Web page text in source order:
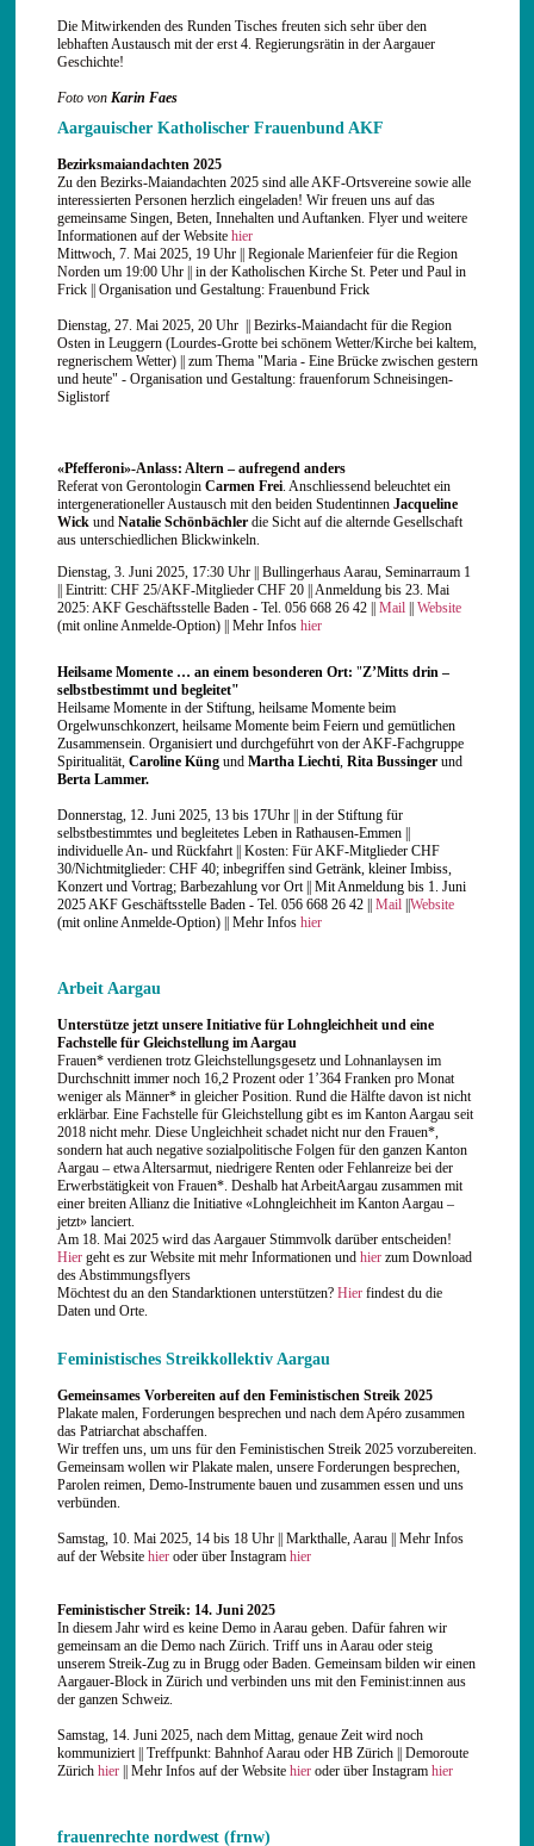
Die Mitwirkenden des Runden Tisches freuten sich sehr über den
lebhaften Austausch mit der erst 4. Regierungsrätin in der Aargauer
Geschichte!
Foto von Karin Faes
Aargauischer Katholischer Frauenbund AKF
Bezirksmaiandachten 2025
Zu den Bezirks-Maiandachten 2025 sind alle AKF-Ortsvereine sowie alle
interessierten Personen herzlich eingeladen! Wir freuen uns auf das
gemeinsame Singen, Beten, Innehalten und Auftanken. Flyer und weitere
Informationen auf der Website hier
Mittwoch, 7. Mai 2025, 19 Uhr || Regionale Marienfeier für die Region
Norden um 19:00 Uhr || in der Katholischen Kirche St. Peter und Paul in
Frick || Organisation und Gestaltung: Frauenbund Frick
Dienstag, 27. Mai 2025, 20 Uhr || Bezirks-Maiandacht für die Region
Osten in Leuggern (Lourdes-Grotte bei schönem Wetter/Kirche bei kaltem,
regnerischem Wetter) || zum Thema "Maria - Eine Brücke zwischen gestern
und heute" - Organisation und Gestaltung: frauenforum Schneisingen-
Siglistorf
«Pfefferoni»-Anlass: Altern – aufregend anders
Referat von Gerontologin Carmen Frei. Anschliessend beleuchtet ein
intergenerationeller Austausch mit den beiden Studentinnen Jacqueline
Wickund Natalie Schönbächlerdie Sicht auf die alternde Gesellschaft
aus unterschiedlichen Blickwinkeln.
Dienstag, 3. Juni 2025, 17:30 Uhr || Bullingerhaus Aarau, Seminarraum 1
|| Eintritt: CHF 25/AKF-Mitglieder CHF 20 || Anmeldung bis 23. Mai
2025: AKF Geschäftsstelle Baden - Tel. 056 668 26 42 || Mail|| Website
(mit online Anmelde-Option) || Mehr Infos hier
Heilsame Momente … an einem besonderen Ort: "Z’Mitts drin –
selbstbestimmt und begleitet"
Heilsame Momente in der Stiftung, heilsame Momente beim
Orgelwunschkonzert, heilsame Momente beim Feiern und gemütlichen
Zusammensein. Organisiert und durchgeführt von der AKF-Fachgruppe
Spiritualität, Caroline Küngund Martha Liechti, Rita Bussingerund
Berta Lammer.
Donnerstag, 12. Juni 2025, 13 bis 17Uhr || in der Stiftung für
selbstbestimmtes und begleitetes Leben in Rathausen-Emmen ||
individuelle An- und Rückfahrt || Kosten: Für AKF-Mitglieder CHF
30/Nichtmitglieder: CHF 40; inbegriffen sind Getränk, kleiner Imbiss,
Konzert und Vortrag; Barbezahlung vor Ort || Mit Anmeldung bis 1. Juni
2025 AKF Geschäftsstelle Baden - Tel. 056 668 26 42 || Mail|| Website
(mit online Anmelde-Option) || Mehr Infos hier
Arbeit Aargau
Unterstütze jetzt unsere Initiative für Lohngleichheit und eine
Fachstelle für Gleichstellung im Aargau
Frauen* verdienen trotz Gleichstellungsgesetz und Lohnanlaysen im
Durchschnitt immer noch 16,2 Prozent oder 1’364 Franken pro Monat
weniger als Männer* in gleicher Position. Rund die Hälfte davon ist nicht
erklärbar. Eine Fachstelle für Gleichstellung gibt es im Kanton Aargau seit
2018 nicht mehr. Diese Ungleichheit schadet nicht nur den Frauen*,
sondern hat auch negative sozialpolitische Folgen für den ganzen Kanton
Aargau – etwa Altersarmut, niedrigere Renten oder Fehlanreize bei der
Erwerbstätigkeit von Frauen*. Deshalb hat ArbeitAargau zusammen mit
einer breiten Allianz die Initiative «Lohngleichheit im Kanton Aargau –
jetzt» lanciert.
Am 18. Mai 2025 wird das Aargauer Stimmvolk darüber entscheiden!
Hiergeht es zur Website mit mehr Informationen und hierzum Download
des Abstimmungsflyers
Möchtest du an den Standarktionen unterstützen? Hierfindest du die
Daten und Orte.
Feministisches Streikkollektiv Aargau
Gemeinsames Vorbereiten auf den Feministischen Streik 2025
Plakate malen, Forderungen besprechen und nach dem Apéro zusammen
das Patriarchat abschaffen.
Wir treffen uns, um uns für den Feministischen Streik 2025 vorzubereiten.
Gemeinsam wollen wir Plakate malen, unsere Forderungen besprechen,
Parolen reimen, Demo-Instrumente bauen und zusammen essen und uns
verbünden.
Samstag, 10. Mai 2025, 14 bis 18 Uhr || Markthalle, Aarau || Mehr Infos
auf der Website hieroder über Instagram hier
Feministischer Streik: 14. Juni 2025
In diesem Jahr wird es keine Demo in Aarau geben. Dafür fahren wir
gemeinsam an die Demo nach Zürich. Triff uns in Aarau oder steig
unserem Streik-Zug zu in Brugg oder Baden. Gemeinsam bilden wir einen
Aargauer-Block in Zürich und verbinden uns mit den Feminist:innen aus
der ganzen Schweiz.
Samstag, 14. Juni 2025, nach dem Mittag, genaue Zeit wird noch
kommuniziert || Treffpunkt: Bahnhof Aarau oder HB Zürich || Demoroute
Zürich hier|| Mehr Infos auf der Website hieroder über Instagram hier
frauenrechte nordwest (frnw)